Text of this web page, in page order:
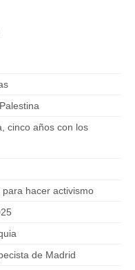
cinco años con los
hacer activismo
de Madrid